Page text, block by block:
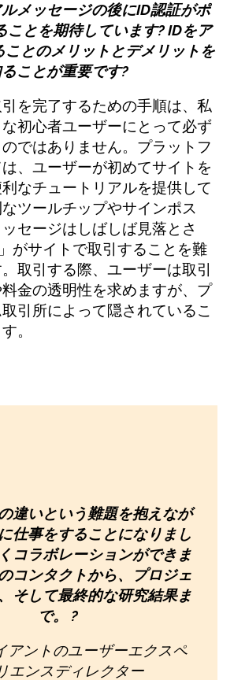
メッセージの後にID認証がポ
ことを期待しています? IDをア
ことのメリットとデメリットを
ことが重要です?
を完了するための手順は、私
初心者ユーザーにとって必ず
ではありません。プラットフ
、ユーザーが初めてサイトを
なチュートリアルを提供して
ツールチップやサインポス
セージはしばしば見落とさ
がサイトで取引することを難
取引する際、ユーザーは取引
金の透明性を求めますが、プ
引所によって隠されているこ
。
違いという難題を抱えなが
仕事をすることになりまし
コラボレーションができま
コンタクトから、プロジェ
そして最終的な研究結果ま
で。 ?
アントのユーザーエクスペ
エンスディレクター